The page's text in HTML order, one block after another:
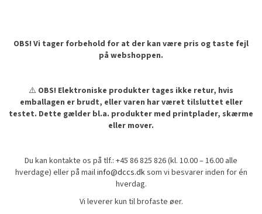
OBS! Vi tager forbehold for at der kan være pris og taste fejl
på webshoppen.
⚠️ OBS! Elektroniske produkter tages ikke retur, hvis
emballagen er brudt, eller varen har været tilsluttet eller
testet. Dette gælder bl.a. produkter med printplader, skærme
eller mover.
Du kan kontakte os på tlf.: +45 86 825 826 (kl. 10.00 – 16.00 alle
hverdage) eller på mailinfo@dccs.dksom vi besvarer inden for én
hverdag.
Vi leverer kun til brofaste øer.